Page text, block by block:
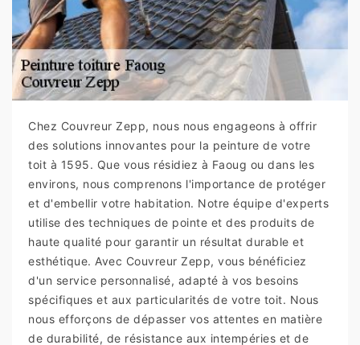
Chez Couvreur Zepp, nous nous engageons à offrir
des solutions innovantes pour la peinture de votre
toit à 1595. Que vous résidiez à Faoug ou dans les
environs, nous comprenons l'importance de protéger
et d'embellir votre habitation. Notre équipe d'experts
utilise des techniques de pointe et des produits de
haute qualité pour garantir un résultat durable et
esthétique. Avec Couvreur Zepp, vous bénéficiez
d'un service personnalisé, adapté à vos besoins
spécifiques et aux particularités de votre toit. Nous
nous efforçons de dépasser vos attentes en matière
de durabilité, de résistance aux intempéries et de